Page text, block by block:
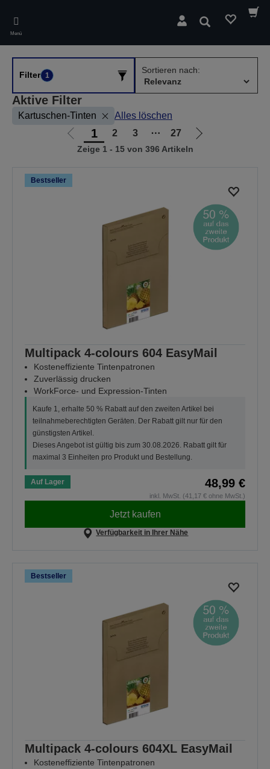
main
content
Menü
Suchen
Filter 1
Sortieren nach:
Aktive Filter
Kartuschen-Tinten Alles löschen
Zur
vorherigen
1 2 3 ⋯ 27
Zur
Zeige 1 - 15 von 396 Artikeln
Bestseller
Multipack 4-colours 604 EasyMail
Kosteneffiziente Tintenpatronen
Zuverlässig drucken
WorkForce- und Expression-Tinten
Kaufe 1, erhalte 50 % Rabatt auf den zweiten Artikel bei
teilnahmeberechtigten Geräten. Der Rabatt gilt nur für den
günstigsten Artikel.
Dieses Angebot ist gültig bis zum 30.08.2026. Rabatt gilt für
maximal 3 Einheiten pro Produkt und Bestellung.
Auf Lager 48,99 €
inkl. MwSt. (41,17 € ohne MwSt.)
Jetzt kaufen
Verfügbarkeit in Ihrer Nähe
Bestseller
Multipack 4-colours 604XL EasyMail
Kosteneffiziente Tintenpatronen